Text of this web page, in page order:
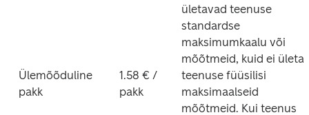
Ülemõõduline
pakk
1.58 € /
pakk
ületavad teenuse
standardse
maksimumkaalu või
mõõtmeid, kuid ei ületa
teenuse füüsilisi
maksimaalseid
mõõtmeid. Kui teenus